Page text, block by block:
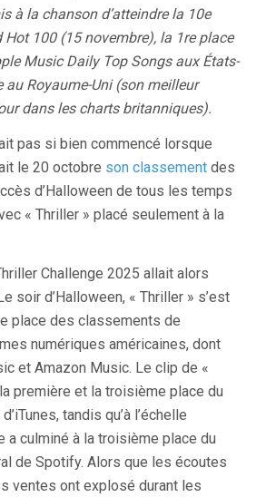
à la chanson d’atteindre la 10e
100 (15 novembre), la 1re place
Music Daily Top Songs aux États-
au Royaume-Uni (son meilleur
dans les charts britanniques).
pas si bien commencé lorsque
le 20 octobre son classement des
d’Halloween de tous les temps
« Thriller » placé seulement à la
Challenge 2025 allait alors
soir d’Halloween, « Thriller » s’est
place des classements de
numériques américaines, dont
et Amazon Music. Le clip de «
première et la troisième place du
tandis qu’à l’échelle
a culminé à la troisième place du
de Spotify. Alors que les écoutes
ventes ont explosé durant les